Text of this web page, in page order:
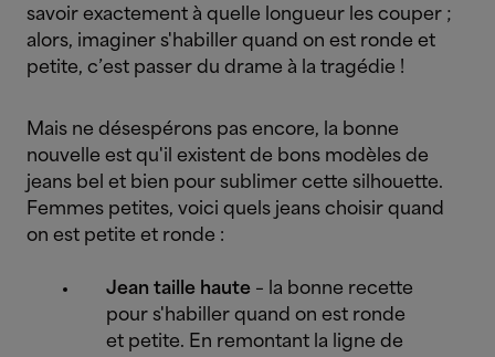
savoir exactement à quelle longueur les couper ;
alors, imaginer s'habiller quand on est ronde et
petite, c’est passer du drame à la tragédie !
Mais ne désespérons pas encore, la bonne
nouvelle est qu'il existent de bons modèles de
jeans bel et bien pour sublimer cette silhouette.
Femmes petites, voici quels jeans choisir quand
on est petite et ronde :
Jean taille haute – la bonne recette
pour s'habiller quand on est ronde
et petite. En remontant la ligne de